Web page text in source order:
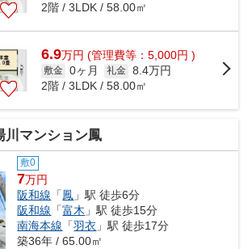
2階 / 3LDK / 58.00㎡
6.9万円 (管理費等：5,000円 )
敷金 0ヶ月 礼金 8.4万円
2階 / 3LDK / 58.00㎡
川マンション鳳
敷0
7万円
阪和線 「鳳 」駅 徒歩6分
阪和線 「富木 」駅 徒歩15分
南海本線 「羽衣 」駅 徒歩17分
築36年 / 65.00㎡